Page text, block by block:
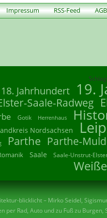
Impressum RSS-Feed
18. Jahrhundert 19.
Saale-Radweg
Gotik Herrenhaus
Nordsachsen
Parthe Parthe-
Saale Saale-Unstrut-
blicklicht – Mirko Seidel,
per Rad, Auto und zu Fuß zu